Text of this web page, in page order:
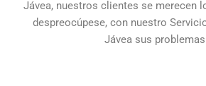
Jávea, nuestros clientes se merecen
despreocúpese, con nuestro
Jávea sus